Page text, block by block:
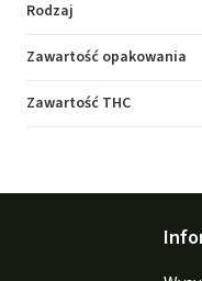
Rodzaj
Zawartość opakowania
Zawartość THC